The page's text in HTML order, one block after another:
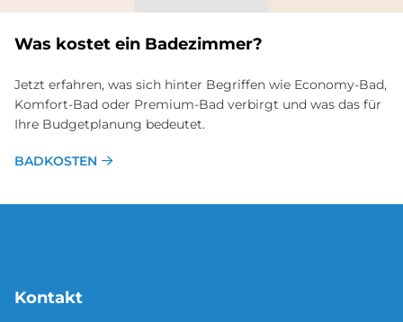
Was ko­stet ein Ba­de­zim­mer?
Jetzt erfahren, was sich hinter Begriffen wie Economy-Bad,
Komfort-Bad oder Premium-Bad verbirgt und was das für
Ihre Budgetplanung bedeutet.
BADKOSTEN
Kontakt